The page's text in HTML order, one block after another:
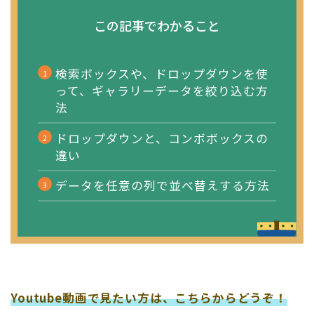
この記事でわかること
検索ボックスや、ドロップダウンを使
って、ギャラリーデータを絞り込む方
法
ドロップダウンと、コンボボックスの
違い
データを任意の列で並べ替えする方法
Youtube動画で見たい方は、こちらからどうぞ！